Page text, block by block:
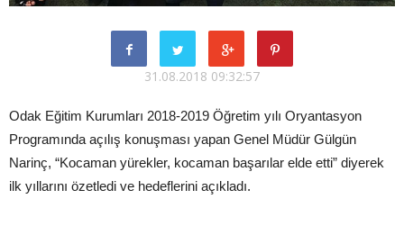
31.08.2018 09:32:57
Odak Eğitim Kurumları 2018-2019 Öğretim yılı Oryantasyon
Programında açılış konuşması yapan Genel Müdür Gülgün
Narinç, “Kocaman yürekler, kocaman başarılar elde etti” diyerek
ilk yıllarını özetledi ve hedeflerini açıkladı.